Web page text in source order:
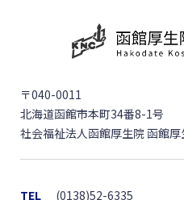
〒040-0011
北海道函館市本町34番8-1号
社会福祉法人函館厚生院 函館
TEL (0138)52-6335